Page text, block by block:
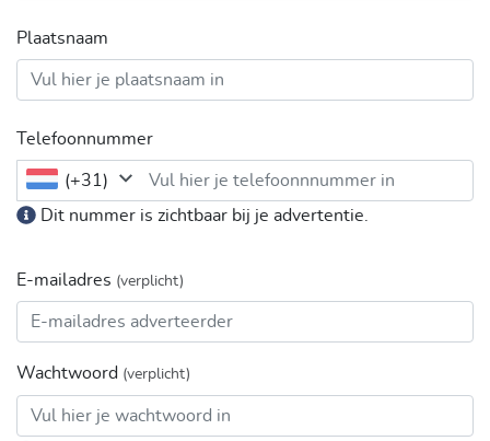
Plaatsnaam
Telefoonnummer
(+31)
Dit nummer is zichtbaar bij je advertentie.
E-mailadres (verplicht)
Wachtwoord (verplicht)